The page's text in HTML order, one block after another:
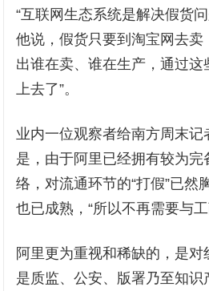
“互联网生态系统是解决假货
他说，假货只要到淘宝网去卖
出谁在卖、谁在生产，通过这
上去了”。
业内一位观察者给南方周末记
是，由于阿里已经拥有较为完
络，对流通环节的“打假”已然
也已成熟，“所以不再需要与工
阿里更为重视和稀缺的，是
是质监、公安、版署乃至知识